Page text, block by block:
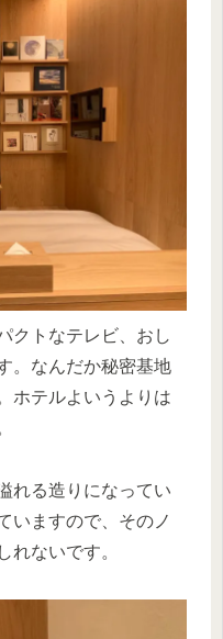
クトなテレビ、おし
。なんだか秘密基地
ホテルよいうよりは
れる造りになってい
いますので、そのノ
れないです。